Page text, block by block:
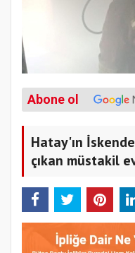
Abone ol
Hatay'ın
çıkan müstakil